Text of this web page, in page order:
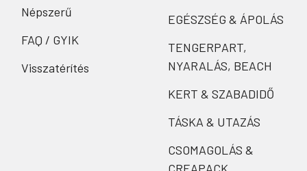
Népszerű
FAQ / GYIK
Visszatérítés
EGÉSZSÉG & ÁPOLÁS
TENGERPART,
NYARALÁS, BEACH
KERT & SZABADIDŐ
TÁSKA & UTAZÁS
CSOMAGOLÁS &